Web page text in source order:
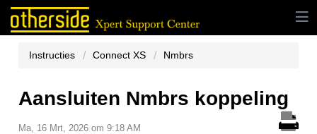
Instructies Connect XS Nmbrs
Aansluiten Nmbrs koppeling
Ma, 16 Mrt, 2026 om 9:18 AM